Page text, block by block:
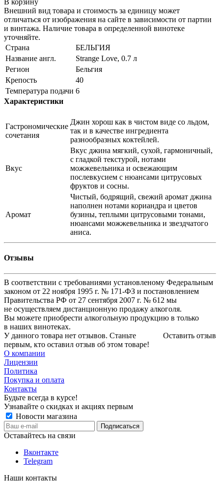
Внешний вид товара и стоимость за единицу может
отличаться от изображения на сайте в зависимости от партии
и винтажа. Наличие товара в определенной винотеке
уточняйте.
Страна
БЕЛЬГИЯ
Название англ.
Strange Love, 0.7 л
Регион
Бельгия
Крепость
40
Температура подачи 6
Характеристики
Гастрономические
сочетания
Джин хорош как в чистом виде со льдом,
так и в качестве ингредиента
разнообразных коктейлей.
Вкус
Вкус джина мягкий, сухой, гармоничный,
с гладкой текстурой, нотами
можжевельника и освежающим
послевкусием с нюансами цитрусовых
фруктов и сосны.
Аромат
Чистый, бодрящий, свежий аромат джина
наполнен нотами кориандра и цветов
бузины, теплыми цитрусовыми тонами,
нюансами можжевельника и звездчатого
аниса.
Отзывы
В соответствии с требованиями установленому Федеральным
законом от 22 ноября 1995 г. № 171-ФЗ и постановлением
Правительства РФ от 27 сентября 2007 г. № 612 мы
не осуществляем дистанционную продажу алкоголя.
Вы можете приобрести алкогольную продукцию в только
в наших винотеках.
Оставить отзыв
У данного товара нет отзывов. Станьте
первым, кто оставил отзыв об этом товаре!
О компании
Лицензии
Политика
Покупка и оплата
Контакты
Будьте всегда в курсе!
Узнавайте о скидках и акциях первым
Новости магазина
Оставайтесь на связи
Вконтакте
Telegram
Наши контакты